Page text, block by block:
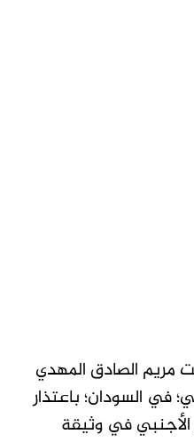
مريم الصادق المهدي
في السودان؛ باعتذار
في وثيقة